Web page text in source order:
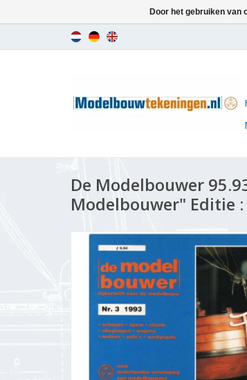
De Modelbouwer
Modelbouwer" Editie :
Door het gebruiken van